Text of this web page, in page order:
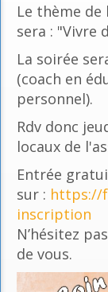
Le thème
sera : "Vivre
La soirée
(coach en
personnel).
Rdv donc
locaux de
Entrée
sur : https://
inscription
N’hésitez
de vous.